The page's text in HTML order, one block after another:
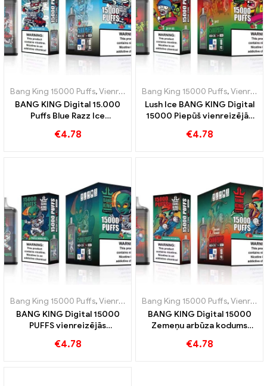
Bang King 15000 Puffs,Vienreizējās lietošanas e-cigaretes Zviedrija
BANG KING Digital 15.000
Puffs Blue Razz Ice
lietošanas e-cigarete
€4.78
Bang King 15000 Puffs,Vienreizējās lietošanas e-cigaretes Zviedrija
Lush Ice BANG KING Digital
15000 Piepūš vienreizējās
cigareti 15000 Puff arbūzs
€4.78
Bang King 15000 Puffs,Vienreizējās lietošanas e-cigaretes Zviedrija
BANG KING Digital 15000
PUFFS vienreizējās
baudīt 15000 Vilcieni Triple
€4.78
Bang King 15000 Puffs,Vienreizējās lietošanas e-cigaretes Zviedrija
BANG KING Digital 15000
Zemeņu arbūza kodums
vienreizējās lietošanas e-
€4.78